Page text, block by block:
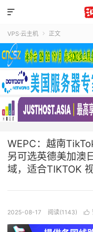

VPS·云主机  正文
WEPC：越南
另可选英德美加澳
域，适合TIKTOK
2025-08-17 阅读(1143) 